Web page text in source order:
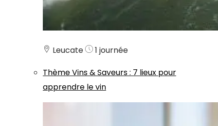
Leucate
1 journée
ThèmeVins & Saveurs: 7 lieux pour
apprendre le vin